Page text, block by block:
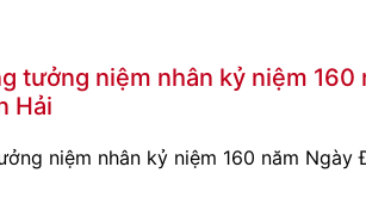
tưởng niệm nhân kỷ niệm
Hải
niệm nhân kỷ niệm 160 năm